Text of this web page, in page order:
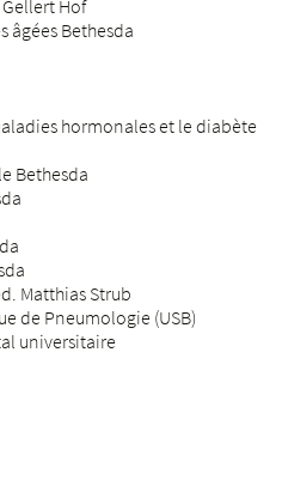
Hof
âgées Bethesda
hormonales et le diabète
Bethesda
Matthias Strub
de Pneumologie (USB)
universitaire